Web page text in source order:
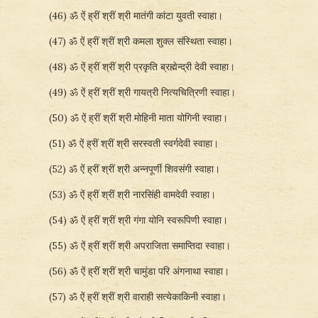
(46) ॐ ऐं ह्रीं श्रीं श्री मातंगी कांटा युवती स्वाहा।
(47) ॐ ऐं ह्रीं श्रीं श्री कमला शुक्ल संस्थिता स्वाहा।
(48) ॐ ऐं ह्रीं श्रीं श्री प्रकृति ब्रह्मेन्द्री देवी स्वाहा।
(49) ॐ ऐं ह्रीं श्रीं श्री गायत्री नित्यचित्रिणी स्वाहा।
(50) ॐ ऐं ह्रीं श्रीं श्री मोहिनी माता योगिनी स्वाहा।
(51) ॐ ऐं ह्रीं श्रीं श्री सरस्वती स्वर्गदेवी स्वाहा।
(52) ॐ ऐं ह्रीं श्रीं श्री अन्नपूर्णी शिवसंगी स्वाहा।
(53) ॐ ऐं ह्रीं श्रीं श्री नारसिंही वामदेवी स्वाहा।
(54) ॐ ऐं ह्रीं श्रीं श्री गंगा योनि स्वरूपिणी स्वाहा।
(55) ॐ ऐं ह्रीं श्रीं श्री अपराजिता समाप्तिदा स्वाहा।
(56) ॐ ऐं ह्रीं श्रीं श्री चामुंडा परि अंगनाथा स्वाहा।
(57) ॐ ऐं ह्रीं श्रीं श्री वाराही सत्येकाकिनी स्वाहा।